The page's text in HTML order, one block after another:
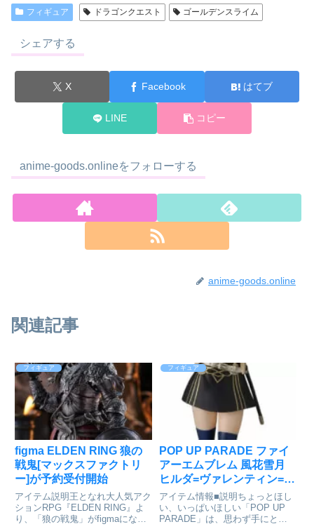
フィギュア ドラゴンクエスト ゴールデンスライム
シェアする
X Facebook はてブ
LINE コピー
anime-goods.onlineをフォローする
anime-goods.online
関連記事
フィギュア
figma ELDEN RING 狼の
戦鬼[マックスファクトリ
ー]が予約受付開始
アイテム説明王となれ大人気アク
ションRPG『ELDEN RING』よ
り、「狼の戦鬼」がfigmaになっ
フィギュア
POP UP PARADE ファイ
アーエムブレム 風花雪月
ヒルダ=ヴァレンティン=ゴ
ネリル 完成品フィギュア
[グッドスマイルカンパニ
ー]が予約受付開始
アイテム情報■説明ちょっとほし
い、いっぱいほしい「POP UP
PARADE」は、思わず手にとっ